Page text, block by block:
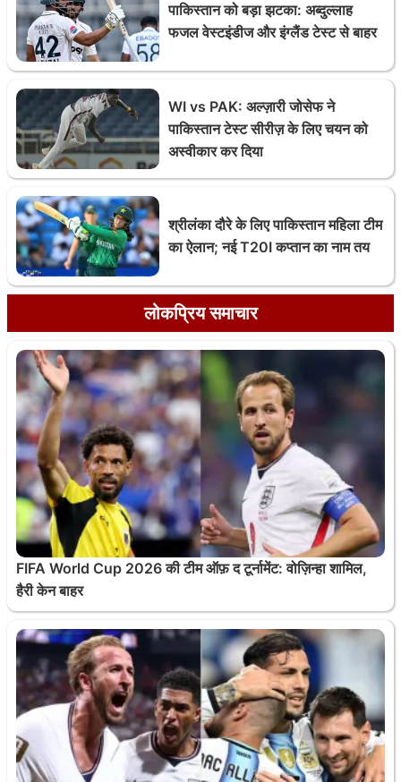
पाकिस्तान को बड़ा झटका: अब्दुल्लाह
फजल वेस्टइंडीज और इंग्लैंड टेस्ट से बाहर
WI vs PAK: अल्ज़ारी जोसेफ ने
पाकिस्तान टेस्ट सीरीज़ के लिए चयन को
अस्वीकार कर दिया
श्रीलंका दौरे के लिए पाकिस्तान महिला टीम
का ऐलान; नई T20I कप्तान का नाम तय
लोकप्रिय समाचार
FIFA World Cup 2026 की टीम ऑफ़ द टूर्नामेंट: वोज़िन्हा शामिल,
हैरी केन बाहर